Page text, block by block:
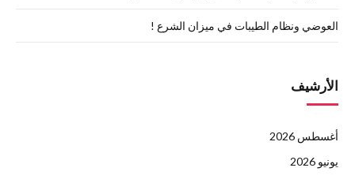
العوضي ونظام الطيبات في ميزان الشرع !
الأرشيف
أغسطس 2026
يونيو 2026